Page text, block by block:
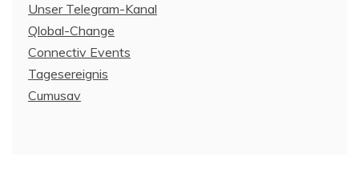
Unser Telegram-Kanal
Qlobal-Change
Connectiv Events
Tagesereignis
Cumusav